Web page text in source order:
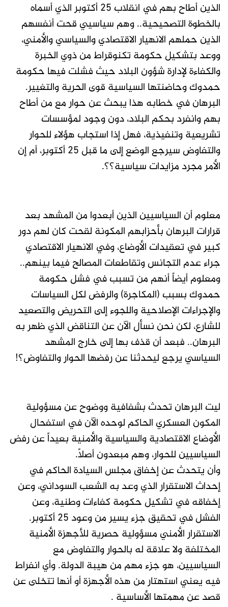
الذين أطاح بهم في انقلاب 25 أكتوبر الذي أسماه
بالخطوة التصحيحية.. وهم سياسيي قحت أنفسهم
الذين حملهم الانهيار الاقتصادي والسياسي والأمني،
ووعد بتشكيل حكومة تكنوقراط من ذوي الخبرة
والكفاءة لإدارة شؤون البلاد حيث فشلت فيها حكومة
حمدوك وحاضنتها السياسية قوى الحرية والتغيير.
البرهان في خطابه هذا يبحث عن حوار مع من أطاح
بهم وانفرد بحكم البلاد، دون وجود لمؤسسات
تشريعية وتنفيذية، فهل إذا استجاب هؤلاء للحوار
والتفاوض سيرجع الوضع إلى ما قبل 25 أكتوبر، أم إن
الأمر مجرد مزايدات سياسية؟؟.
معلوم أن السياسيين الذين أبعدوا من المشهد بعد
قرارات البرهان بأحزابهم المكونة لقحت كان لهم دور
كبير في تعقيدات الأوضاع، وفي الانهيار الاقتصادي
جراء عدم التجانس وتقاطعات المصالح فيما بينهم..
ومعلوم أيضاً أنهم من تسبب في فشل حكومة
حمدوك بسبب (المكاجرة) والرفض لكل السياسات
والإجراءات الإصلاحية واللجوء إلى التحريض والتصعيد
للشارع، لكن نحن نسأل الآن عن التناقض الذي ظهر به
البرهان.. فبعد أن قذف بها إلى خارج المشهد
السياسي يرجع ليحدثنا عن رفضها الحوار والتفاوض؟!
ليت البرهان تحدث بشفافية ووضوح عن مسؤولية
المكون العسكري الحاكم لوحده الآن في استفحال
الأوضاع الاقتصادية والسياسية والأمنية بعيداً عن رفض
السياسيين للحوار، وهم مبعدون أصلاً.
وأن يتحدث عن إخفاق مجلس السيادة الحاكم في
إحداث الاستقرار الذي وعد به الشعب السوداني، وعن
إخفاقه في تشكيل حكومة كفاءات وطنية، وعن
الفشل في تحقيق جزء يسير من وعود 25 أكتوبر.
الاستقرار الأمني مسؤولية حصرية للأجهزة الأمنية
المختلفة ولا علاقة له بالحوار والتفاوض مع
السياسيين، هو جزء مهم من هيبة الدولة. وأي انفراط
فيه يعني استهتار من هذه الأجهزة أو أنها تتخلى عن
قصد عن مهمتها الأساسية .